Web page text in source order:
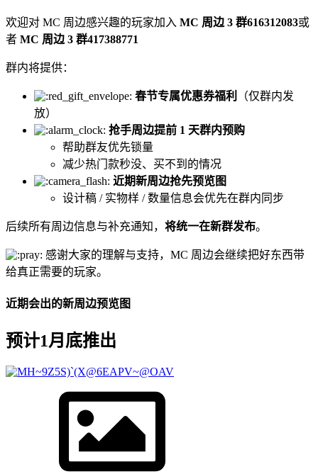
欢迎对 MC 周边感兴趣的玩家加入 MC 周边 3 群616312083或
者 MC 周边 3 群417388771
群内将提供：
春节专属优惠券福利
（仅群内发
放）
抢手周边提前 1 天群内预购
帮助群友优先锁量
减少热门款秒没、买不到的情况
近期新周边抢先预览图
设计稿 / 实物样 / 数量信息会优先在群内同步
后续所有周边信息与补充通知， 将统一在新群发布。
感谢大家的理解与支持，MC 周边会继续把好东西带
给真正需要的玩家。
近期会出的新周边预览图
预计1月底推出